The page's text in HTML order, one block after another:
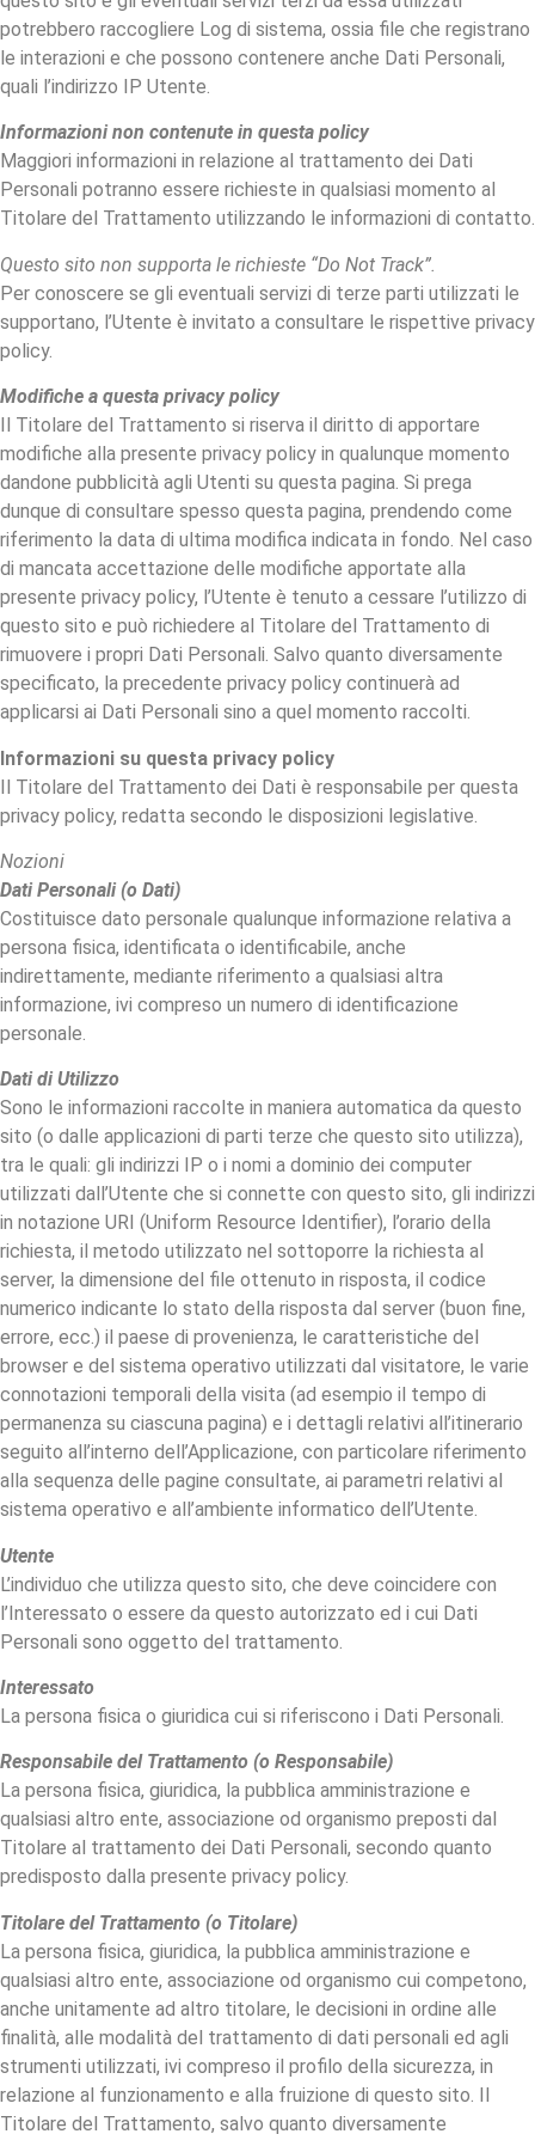
potrebbero raccogliere Log di sistema, ossia file che registrano
le interazioni e che possono contenere anche Dati Personali,
quali l’indirizzo IP Utente.
Informazioni non contenute in questa policy
Maggiori informazioni in relazione al trattamento dei Dati
Personali potranno essere richieste in qualsiasi momento al
Titolare del Trattamento utilizzando le informazioni di contatto.
Questo sito non supporta le richieste “Do Not Track”.
Per conoscere se gli eventuali servizi di terze parti utilizzati le
supportano, l’Utente è invitato a consultare le rispettive privacy
policy.
Modifiche a questa privacy policy
Il Titolare del Trattamento si riserva il diritto di apportare
modifiche alla presente privacy policy in qualunque momento
dandone pubblicità agli Utenti su questa pagina. Si prega
dunque di consultare spesso questa pagina, prendendo come
riferimento la data di ultima modifica indicata in fondo. Nel caso
di mancata accettazione delle modifiche apportate alla
presente privacy policy, l’Utente è tenuto a cessare l’utilizzo di
questo sito e può richiedere al Titolare del Trattamento di
rimuovere i propri Dati Personali. Salvo quanto diversamente
specificato, la precedente privacy policy continuerà ad
applicarsi ai Dati Personali sino a quel momento raccolti.
Informazioni su questa privacy policy
Il Titolare del Trattamento dei Dati è responsabile per questa
privacy policy, redatta secondo le disposizioni legislative.
Nozioni
Dati Personali (o Dati)
Costituisce dato personale qualunque informazione relativa a
persona fisica, identificata o identificabile, anche
indirettamente, mediante riferimento a qualsiasi altra
informazione, ivi compreso un numero di identificazione
personale.
Dati di Utilizzo
Sono le informazioni raccolte in maniera automatica da questo
sito (o dalle applicazioni di parti terze che questo sito utilizza),
tra le quali: gli indirizzi IP o i nomi a dominio dei computer
utilizzati dall’Utente che si connette con questo sito, gli indirizzi
in notazione URI (Uniform Resource Identifier), l’orario della
richiesta, il metodo utilizzato nel sottoporre la richiesta al
server, la dimensione del file ottenuto in risposta, il codice
numerico indicante lo stato della risposta dal server (buon fine,
errore, ecc.) il paese di provenienza, le caratteristiche del
browser e del sistema operativo utilizzati dal visitatore, le varie
connotazioni temporali della visita (ad esempio il tempo di
permanenza su ciascuna pagina) e i dettagli relativi all’itinerario
seguito all’interno dell’Applicazione, con particolare riferimento
alla sequenza delle pagine consultate, ai parametri relativi al
sistema operativo e all’ambiente informatico dell’Utente.
Utente
L’individuo che utilizza questo sito, che deve coincidere con
l’Interessato o essere da questo autorizzato ed i cui Dati
Personali sono oggetto del trattamento.
Interessato
La persona fisica o giuridica cui si riferiscono i Dati Personali.
Responsabile del Trattamento (o Responsabile)
La persona fisica, giuridica, la pubblica amministrazione e
qualsiasi altro ente, associazione od organismo preposti dal
Titolare al trattamento dei Dati Personali, secondo quanto
predisposto dalla presente privacy policy.
Titolare del Trattamento (o Titolare)
La persona fisica, giuridica, la pubblica amministrazione e
qualsiasi altro ente, associazione od organismo cui competono,
anche unitamente ad altro titolare, le decisioni in ordine alle
finalità, alle modalità del trattamento di dati personali ed agli
strumenti utilizzati, ivi compreso il profilo della sicurezza, in
relazione al funzionamento e alla fruizione di questo sito. Il
Titolare del Trattamento, salvo quanto diversamente